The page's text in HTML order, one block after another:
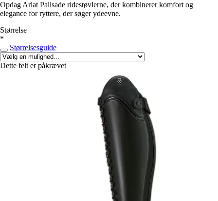
Opdag Ariat Palisade ridestøvlerne, der kombinerer komfort og
elegance for ryttere, der søger ydeevne.
Størrelse
*
Størrelsesguide
Dette felt er påkrævet